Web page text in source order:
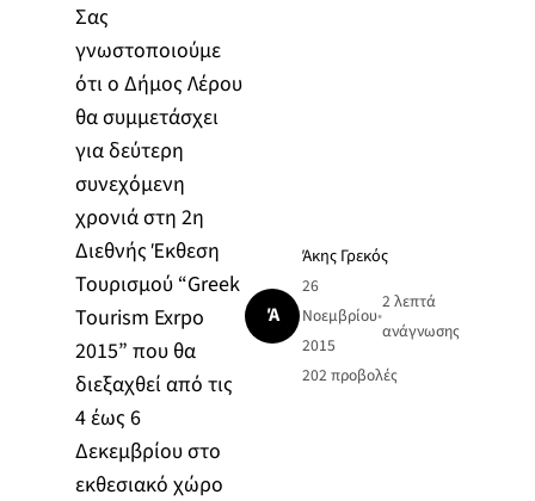
Σας
γνωστοποιούμε
ότι ο Δήμος Λέρου
θα συμμετάσχει
για δεύτερη
συνεχόμενη
χρονιά στη 2η
Διεθνής Έκθεση
Τουρισμού “Greek
Tourism Exrpo
2015” που θα
διεξαχθεί από τις
4 έως 6
Δεκεμβρίου στο
εκθεσιακό χώρο
Ά
Άκης Γρεκός
26
Νοεμβρίου
2015
•
2 λεπτά
ανάγνωσης
202 προβολές